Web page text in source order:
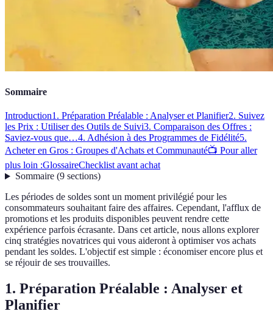
Sommaire
Introduction1. Préparation Préalable : Analyser et Planifier2. Suivez
les Prix : Utiliser des Outils de Suivi3. Comparaison des Offres :
Saviez-vous que…4. Adhésion à des Programmes de Fidélité5.
Acheter en Gros : Groupes d'Achats et Communauté📺 Pour aller
plus loin :GlossaireChecklist avant achat
Sommaire(9 sections)
Les périodes de soldes sont un moment privilégié pour les
consommateurs souhaitant faire des affaires. Cependant, l'afflux de
promotions et les produits disponibles peuvent rendre cette
expérience parfois écrasante. Dans cet article, nous allons explorer
cinq stratégies novatrices qui vous aideront à optimiser vos achats
pendant les soldes. L'objectif est simple : économiser encore plus et
se réjouir de ses trouvailles.
1. Préparation Préalable : Analyser et
Planifier